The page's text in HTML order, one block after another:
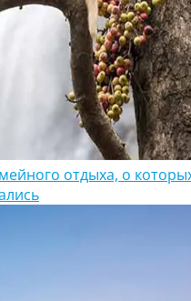
отдыха, о